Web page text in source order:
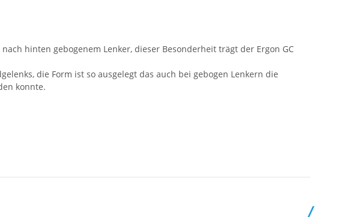
hinten gebogenem Lenker, dieser Besonderheit trägt der Ergon GC
die Form ist so ausgelegt das auch bei gebogen Lenkern die
konnte.